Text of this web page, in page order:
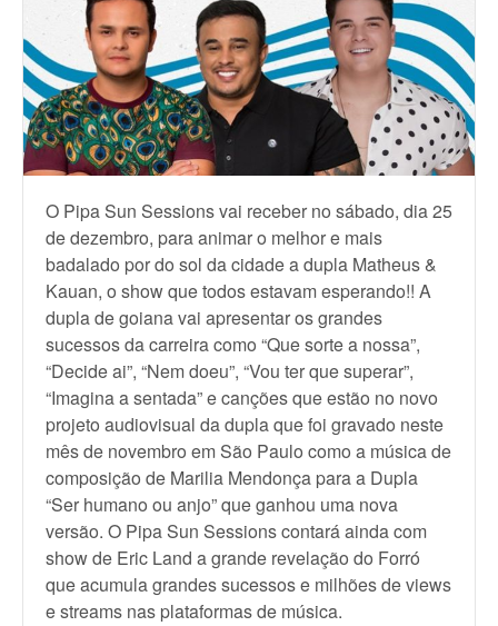
O Pipa Sun Sessions vai receber no sábado, dia 25
de dezembro, para animar o melhor e mais
badalado por do sol da cidade a dupla Matheus &
Kauan, o show que todos estavam esperando!! A
dupla de goiana vai apresentar os grandes
sucessos da carreira como “Que sorte a nossa”,
“Decide ai”, “Nem doeu”, “Vou ter que superar”,
“Imagina a sentada” e canções que estão no novo
projeto audiovisual da dupla que foi gravado neste
mês de novembro em São Paulo como a música de
composição de Marilia Mendonça para a Dupla
“Ser humano ou anjo” que ganhou uma nova
versão. O Pipa Sun Sessions contará ainda com
show de Eric Land a grande revelação do Forró
que acumula grandes sucessos e milhões de views
e streams nas plataformas de música.